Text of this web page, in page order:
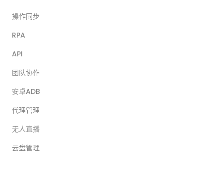
操作同步
RPA
API
团队协作
安卓ADB
代理管理
无人直播
云盘管理